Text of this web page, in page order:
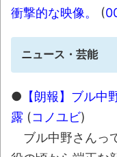
衝撃的な映像。
(
ニュース・芸能
● 【朗報】ブル
露 (コノユビ)
ブル中野さんっ